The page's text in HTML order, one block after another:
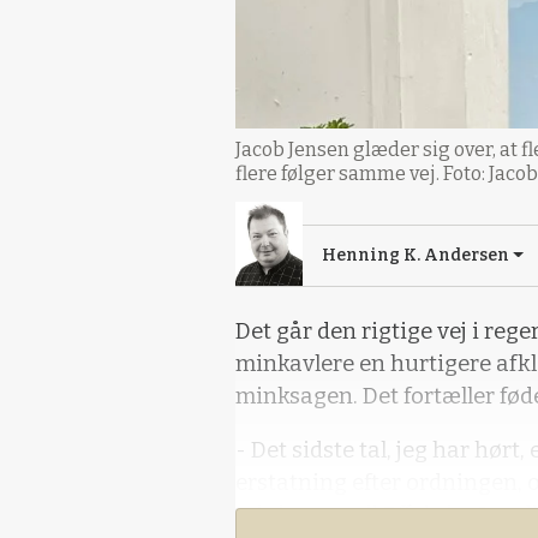
Jacob Jensen glæder sig over, at
flere følger samme vej. Foto:
Henning K. Andersen
Det går den rigtige vej i
minkavlere en hurtigere
minksagen. Det fortæller
- Det sidste tal, jeg har hørt,
ministeren til Effektivt